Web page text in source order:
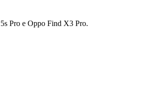
Pro e Oppo Find X3 Pro.